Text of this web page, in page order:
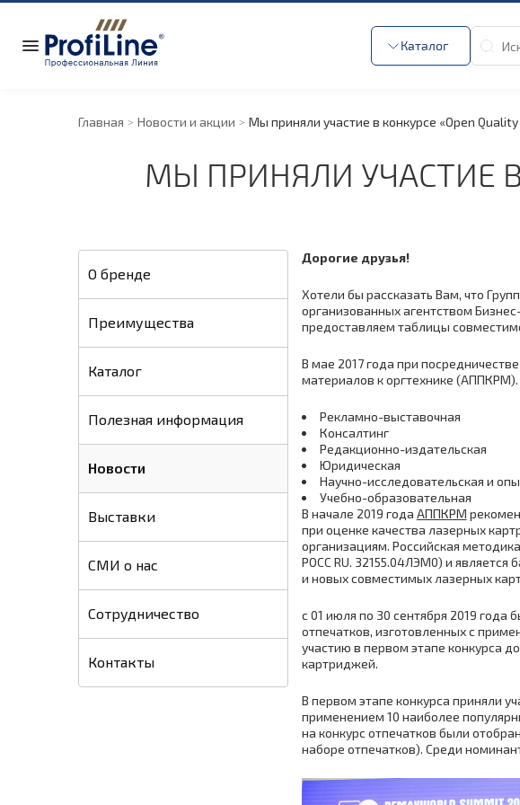
Каталог
Главная Новости и акции Мы приняли участие в конкурсе «Open
МЫ ПРИНЯЛИ УЧАСТИЕ В
О бренде
Преимущества
Каталог
Полезная информация
Новости
Выставки
СМИ о нас
Сотрудничество
Контакты
Дорогие друзья!
Хотели бы рассказать Вам, что
организованных агентством
предоставляем таблицы
В мае 2017 года при
материалов к оргтехнике
Рекламно-выставочная
Консалтинг
Редакционно-издательская
Юридическая
Научно-исследовательская и
Учебно-образовательная
В начале 2019 года АППКРМ
при оценке качества лазерных
организациям. Российская
РОСС RU. 32155.04ЛЭМ0) и
и новых совместимых лазерных
с 01 июля по 30 сентября 2019 года
отпечатков, изготовленных с
участию в первом этапе конкурса
картриджей.
В первом этапе конкурса приняли
применением 10 наиболее
на конкурс отпечатков были
наборе отпечатков). Среди